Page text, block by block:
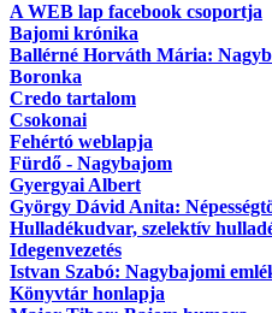
A WEB lap facebook csoportja
Bajomi krónika
Ballérné Horváth Mária:
Boronka
Credo tartalom
Csokonai
Fehértó weblapja
Fürdő - Nagybajom
Gyergyai Albert
György Dávid Anita:
Hulladékudvar, szelektív
Idegenvezetés
Istvan Szabó: Nagybajomi
Könyvtár honlapja